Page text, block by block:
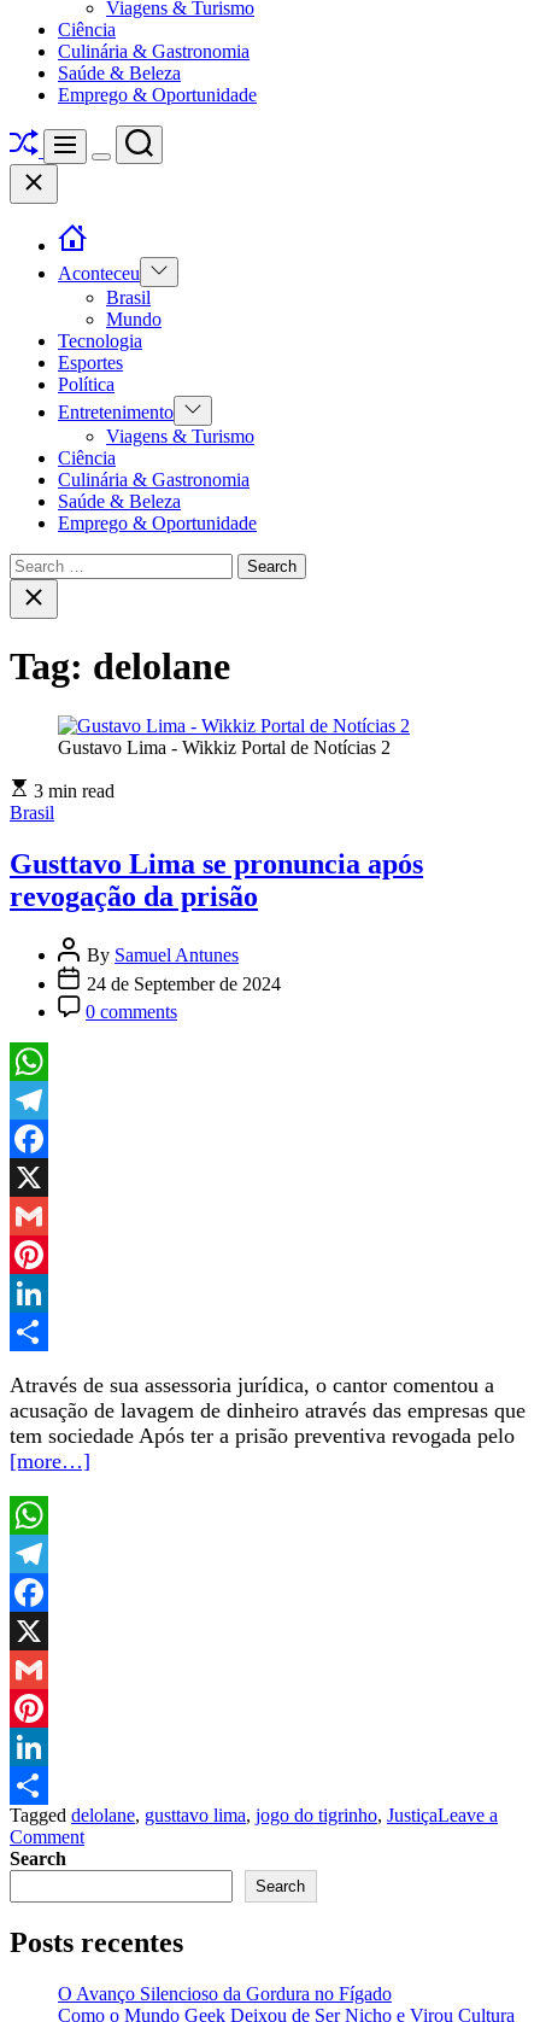
Viagens & Turismo
Ciência
Culinária & Gastronomia
Saúde & Beleza
Emprego & Oportunidade
ShuffleMenu
Switch
Search
Close
Aconteceu
Show
sub
menu
Brasil
Mundo
Tecnologia
Esportes
Política
Entretenimento Show
sub
menu
Viagens & Turismo
Ciência
Culinária & Gastronomia
Saúde & Beleza
Emprego & Oportunidade
Search
for:Close
search
Tag: delolane
Gustavo Lima - Wikkiz Portal de Notícias 2
3 min read
Brasil
Gusttavo Lima se pronuncia após
revogação da prisão
By Samuel Antunes
24 de September de 2024
0 comments
WhatsApp
Telegram
Facebook
X
Gmail
Pinterest
LinkedIn
Através de sua assessoria jurídica, o cantor comentou a
acusação de lavagem de dinheiro através das empresas que
tem sociedade Após ter a prisão preventiva revogada pelo
[more…]
WhatsApp
Telegram
Facebook
X
Gmail
Pinterest
LinkedIn
Share
Tagged delolane, gusttavo lima, jogo do tigrinho, JustiçaLeave a
Commenton
se
após
da
prisão
Search
Search
Posts recentes
O Avanço Silencioso da Gordura no Fígado
Como o Mundo Geek Deixou de Ser Nicho e Virou Cultura